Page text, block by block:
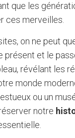
que les
ces merveilles.
on ne peut
présent et le
révélant les
monde
ou un
notre